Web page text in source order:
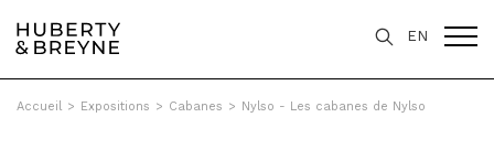
EN
Accueil > Expositions > Cabanes > Nylso - Les cabanes de Nylso